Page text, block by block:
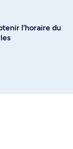
l’horaire du